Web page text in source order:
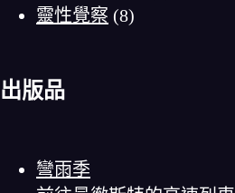
靈性覺察 (8)
出版品
彎雨季